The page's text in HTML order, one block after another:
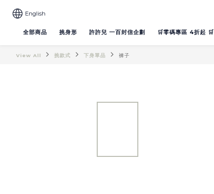
English
全部商品 挑身形 許許兒 一百封信企劃 🛒零碼專區 4折起 🛒
View All 挑款式 下身單品 褲子